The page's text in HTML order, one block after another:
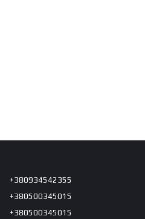
+380934542355
+380500345015
+380500345015